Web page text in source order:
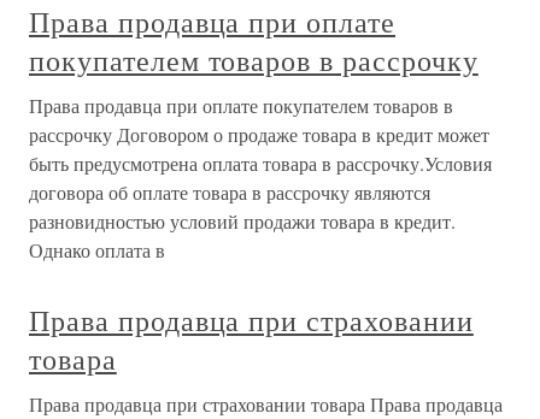
Права продавца при оплате
покупателем товаров в рассрочку
Права продавца при оплате покупателем товаров в
рассрочку Договором о продаже товара в кредит может
быть предусмотрена оплата товара в рассрочку.Условия
договора об оплате товара в рассрочку являются
разновидностью условий продажи товара в кредит.
Однако оплата в
Права продавца при страховании
товара
Права продавца при страховании товара Права продавца